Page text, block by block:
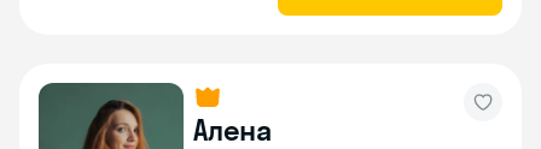
Алена